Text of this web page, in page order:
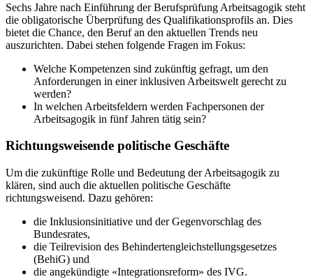
Sechs Jahre nach Einführung der Berufsprüfung Arbeitsagogik steht
die obligatorische Überprüfung des Qualifikationsprofils an. Dies
bietet die Chance, den Beruf an den aktuellen Trends neu
auszurichten. Dabei stehen folgende Fragen im Fokus:
Welche Kompetenzen sind zukünftig gefragt, um den
Anforderungen in einer inklusiven Arbeitswelt gerecht zu
werden?
In welchen Arbeitsfeldern werden Fachpersonen der
Arbeitsagogik in fünf Jahren tätig sein?
Richtungsweisende politische Geschäfte
Um die zukünftige Rolle und Bedeutung der Arbeitsagogik zu
klären, sind auch die aktuellen politische Geschäfte
richtungsweisend. Dazu gehören:
die Inklusionsinitiative und der Gegenvorschlag des
Bundesrates,
die Teilrevision des Behindertengleichstellungsgesetzes
(BehiG) und
die angekündigte «Integrationsreform» des IVG.